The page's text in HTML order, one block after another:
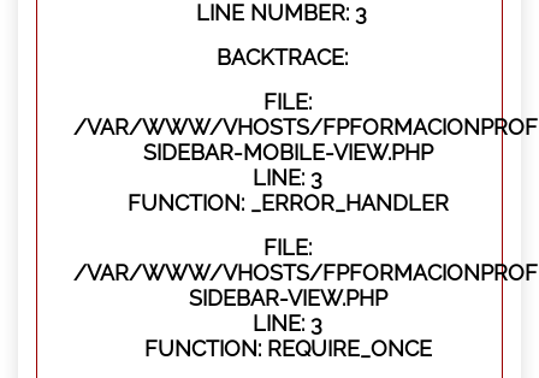
LINE NUMBER: 3
BACKTRACE:
FILE:
/VAR/WWW/VHOSTS/
SIDEBAR-MOBILE-VIEW.PHP
LINE: 3
FUNCTION: _ERROR_HANDLER
FILE:
/VAR/WWW/VHOSTS/
SIDEBAR-VIEW.PHP
LINE: 3
FUNCTION: REQUIRE_ONCE